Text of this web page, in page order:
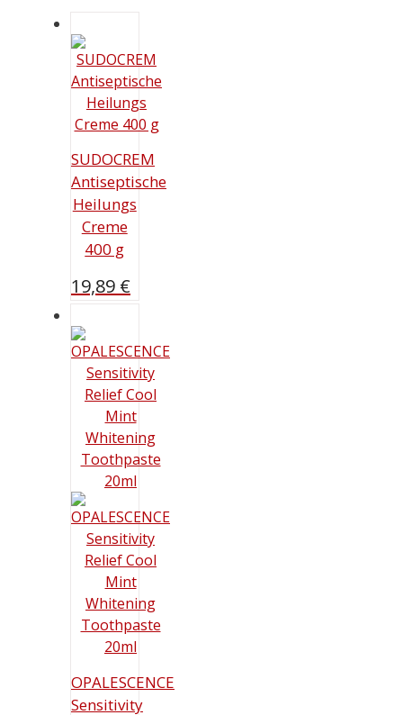
SUDOCREM
Antiseptische
Heilungs
Creme
400 g
19,89 €
OPALESCENCE
Sensitivity